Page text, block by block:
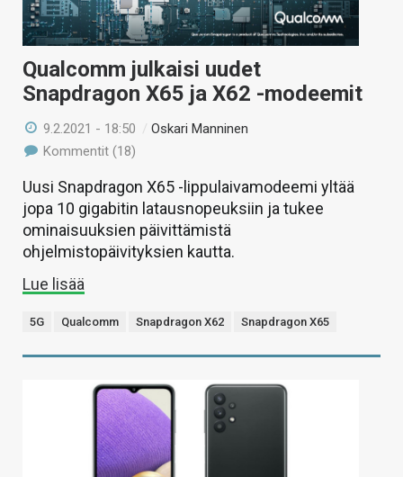
Qualcomm julkaisi uudet
Snapdragon X65 ja X62 -modeemit
9.2.2021 - 18:50 /Oskari Manninen
Kommentit (18)
Uusi Snapdragon X65 -lippulaivamodeemi yltää
jopa 10 gigabitin latausnopeuksiin ja tukee
ominaisuuksien päivittämistä
ohjelmistopäivityksien kautta.
Lue lisää
5G Qualcomm Snapdragon X62 Snapdragon X65